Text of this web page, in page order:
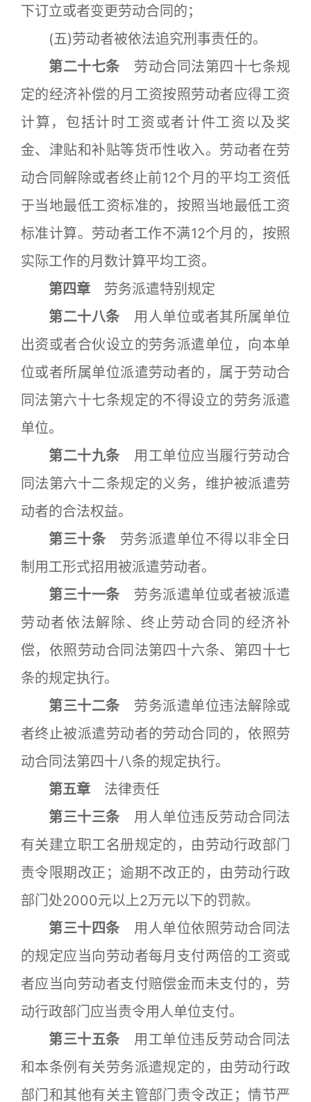
下订立或者变更劳动合同的；
(五)劳动者被依法追究刑事责任的。
第二十七条 劳动合同法第四十七条规
定的经济补偿的月工资按照劳动者应得工资
计算，包括计时工资或者计件工资以及奖
金、津贴和补贴等货币性收入。劳动者在劳
动合同解除或者终止前12个月的平均工资低
于当地最低工资标准的，按照当地最低工资
标准计算。劳动者工作不满12个月的，按照
实际工作的月数计算平均工资。
第四章 劳务派遣特别规定
第二十八条 用人单位或者其所属单位
出资或者合伙设立的劳务派遣单位，向本单
位或者所属单位派遣劳动者的，属于劳动合
同法第六十七条规定的不得设立的劳务派遣
单位。
第二十九条 用工单位应当履行劳动合
同法第六十二条规定的义务，维护被派遣劳
动者的合法权益。
第三十条 劳务派遣单位不得以非全日
制用工形式招用被派遣劳动者。
第三十一条 劳务派遣单位或者被派遣
劳动者依法解除、终止劳动合同的经济补
偿，依照劳动合同法第四十六条、第四十七
条的规定执行。
第三十二条 劳务派遣单位违法解除或
者终止被派遣劳动者的劳动合同的，依照劳
动合同法第四十八条的规定执行。
第五章 法律责任
第三十三条 用人单位违反劳动合同法
有关建立职工名册规定的，由劳动行政部门
责令限期改正；逾期不改正的，由劳动行政
部门处2000元以上2万元以下的罚款。
第三十四条 用人单位依照劳动合同法
的规定应当向劳动者每月支付两倍的工资或
者应当向劳动者支付赔偿金而未支付的，劳
动行政部门应当责令用人单位支付。
第三十五条 用工单位违反劳动合同法
和本条例有关劳务派遣规定的，由劳动行政
部门和其他有关主管部门责令改正；情节严